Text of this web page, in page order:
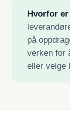
Hvorfor
på
verken for
eller velge